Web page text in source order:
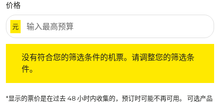
价格
元
没有符合您的筛选条件的机票。请调整您的筛选条
件。
*显示的票价是在过去 48 小时内收集的，预订时可能不再可用。 可选产品